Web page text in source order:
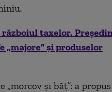
taxelor.
„majore” și produselor
„morcov și băț”: a